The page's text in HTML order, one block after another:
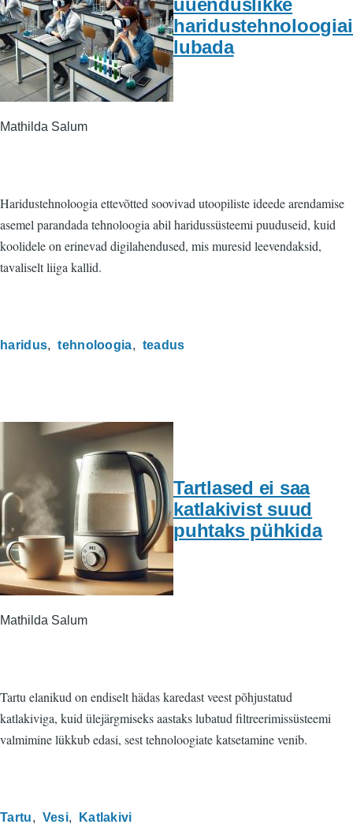
uuenduslikke
lubada
Mathilda Salum
Haridustehnoloogia ettevõtted soovivad utoopiliste ideede arendamise
asemel parandada tehnoloogia abil haridussüsteemi puuduseid, kuid
koolidele on erinevad digilahendused, mis muresid leevendaksid,
tavaliselt liiga kallid.
haridus tehnoloogia teadus
Tartlased ei saa
katlakivist suud
puhtaks pühkida
Mathilda Salum
Tartu elanikud on endiselt hädas karedast veest põhjustatud
katlakiviga, kuid ülejärgmiseks aastaks lubatud filtreerimissüsteemi
valmimine lükkub edasi, sest tehnoloogiate katsetamine venib.
Tartu Vesi Katlakivi